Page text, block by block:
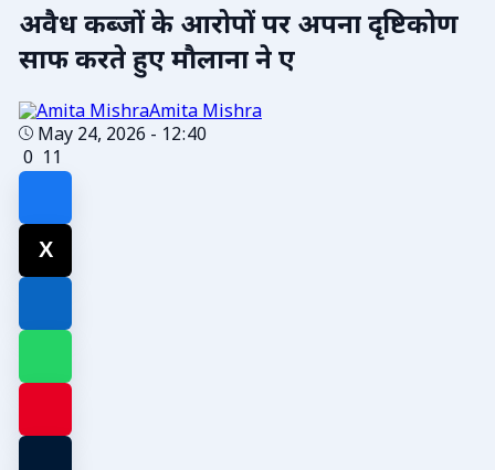
अवैध कब्जों के आरोपों पर अपना दृष्टिकोण
साफ करते हुए मौलाना ने ए
Amita Mishra
May 24, 2026 - 12:40
0 11